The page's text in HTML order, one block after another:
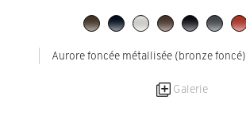
Aurore foncée métallisée (bronze foncé)
Galerie